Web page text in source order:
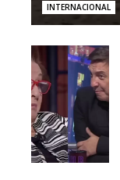
INTERNACIONAL